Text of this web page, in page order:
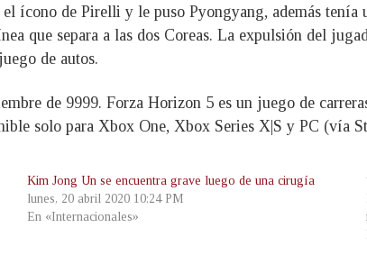
ícono de Pirelli y le puso Pyongyang, además tenía
que separa a las dos Coreas. La expulsión del
de autos.
de 9999. Forza Horizon 5 es un juego de
solo para Xbox One, Xbox Series X|S y PC (vía
Kim Jong Un se encuentra grave luego de una cirugía
lunes, 20 abril 2020 10:24 PM
En «Internacionales»